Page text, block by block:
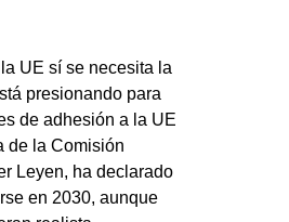
UE sí se necesita la
presionando para
de adhesión a la UE
de la Comisión
Leyen, ha declarado
en 2030, aunque